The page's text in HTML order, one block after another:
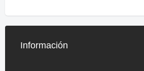
Información